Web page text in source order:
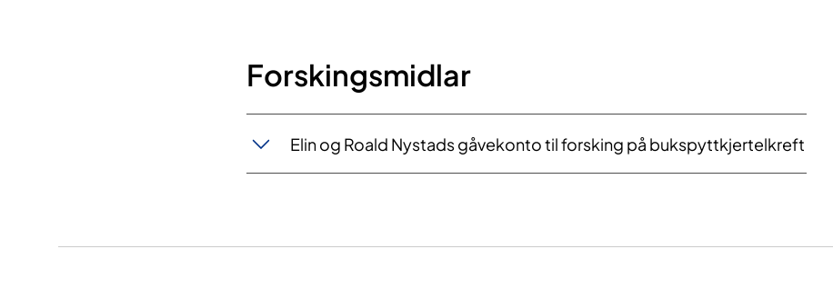
Forskingsmidlar
Elin og Roald Nystads gåvekonto til forsking på bukspyttkjertelkreft